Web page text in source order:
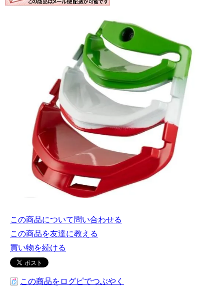
この商品について問い合わせる
この商品を友達に教える
買い物を続ける
この商品をログピでつぶやく